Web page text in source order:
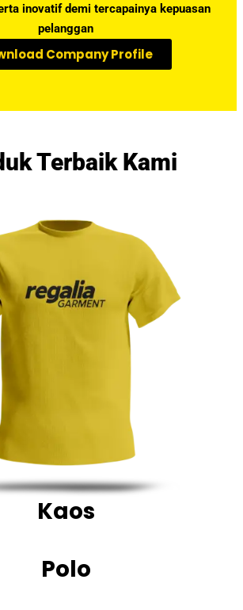
inovatif demi tercapainya kepuasan
pelanggan
Company Profile
Terbaik Kami
Kaos
Polo